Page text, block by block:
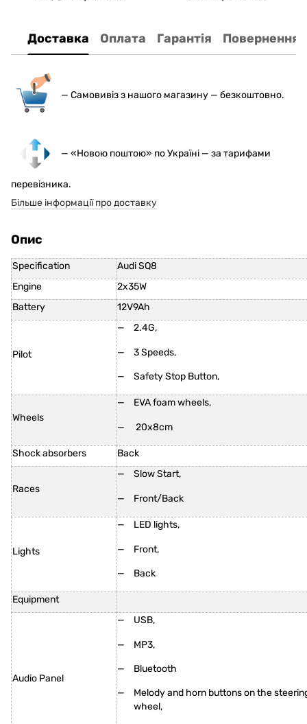
Доставка Оплата Гарантія Повернення
— Самовивіз з нашого магазину — безкоштовно.
— «Новою поштою» по Україні — за тарифами
перевізника.
Більше інформації про доставку
Опис
Specification
Audi SQ8
Engine
2x35W
Battery
12V9Ah
Pilot
2.4G,
3 Speeds,
Safety Stop Button,
Wheels
EVA foam wheels,
20x8cm
Shock absorbers Back
Races
Slow Start,
Front/Back
Lights
LED lights,
Front,
Back
Equipment
Audio Panel
USB,
MP3,
Bluetooth
Melody and horn buttons on the
wheel,